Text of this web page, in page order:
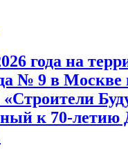
года на
№ 9 в Москве
к 70-летию